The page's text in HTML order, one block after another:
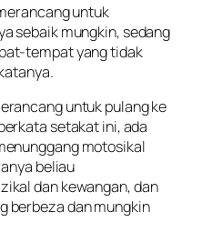
untuk
sebaik mungkin, sedang
tempat yang tidak
untuk pulang ke
setakat ini, ada
motosikal
beliau
dan kewangan, dan
berbeza dan mungkin